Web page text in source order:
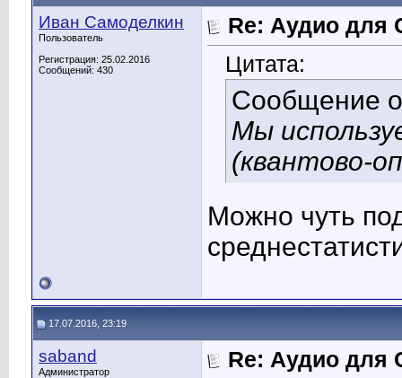
Иван Самоделкин
Пользователь
Регистрация: 25.02.2016
Сообщений: 430
Re: Аудио для
Цитата:
Сообщение
Мы
(квантово-
Можно чуть
17.07.2016, 23:19
saband
Администратор
Re: Аудио для